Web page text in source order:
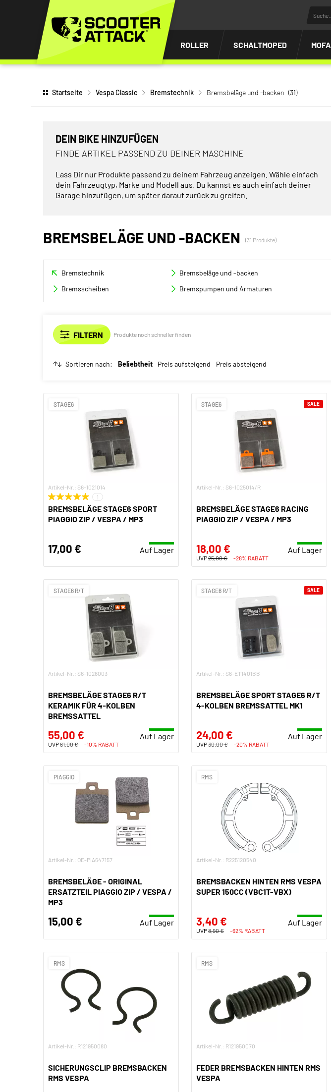
ROLLER SCHALTMOPED MOFA
Startseite Vespa Classic Bremstechnik Bremsbeläge und -backen (31)
DEIN BIKE HINZUFÜGEN
FINDE ARTIKEL PASSEND ZU DEINER MASCHINE
Lass Dir nur Produkte passend zu deinem Fahrzeug anzeigen. Wähle einfach
dein Fahrzeugtyp, Marke und Modell aus. Du kannst es auch einfach deiner
Garage hinzufügen, um später darauf zurück zu greifen.
BREMSBELÄGE UND -BACKEN (31 Produkte)
Bremstechnik Bremsbeläge und -backen
Bremsscheiben
Bremspumpen und Armaturen
Produkte noch schneller finden
Sortieren nach: Beliebtheit Preis aufsteigend Preis absteigend
STAGE6
Artikel-Nr.: S6-1021014
1
BREMSBELÄGE STAGE6 SPORT
PIAGGIO ZIP / VESPA / MP3
17,00 € Auf Lager
STAGE6
Artikel-Nr.: S6-1025014/R
BREMSBELÄGE STAGE6 RACING
PIAGGIO ZIP / VESPA / MP3
18,00 € Auf Lager
UVP25,00 € -28% RABATT
SALE
STAGE6 R/T
Artikel-Nr.: S6-1026003
BREMSBELÄGE STAGE6 R/T
KERAMIK FÜR 4-KOLBEN
BREMSSATTEL
55,00 € Auf Lager
UVP61,00 € -10% RABATT
STAGE6 R/T
Artikel-Nr.: S6-ET1401BB
BREMSBELÄGE SPORT STAGE6 R/T
4-KOLBEN BREMSSATTEL MK1
24,00 € Auf Lager
UVP30,00 € -20% RABATT
SALE
PIAGGIO
Artikel-Nr.: OE-PIA647157
BREMSBELÄGE - ORIGINAL
ERSATZTEIL PIAGGIO ZIP / VESPA /
MP3
15,00 € Auf Lager
RMS
Artikel-Nr.: R225120540
BREMSBACKEN HINTEN RMS VESPA
SUPER 150CC (VBC1T-VBX)
3,40 € Auf Lager
UVP8,90 € -62% RABATT
RMS
Artikel-Nr.: R121950080
SICHERUNGSCLIP BREMSBACKEN
RMS VESPA
RMS
Artikel-Nr.: R121950070
FEDER BREMSBACKEN HINTEN RMS
VESPA